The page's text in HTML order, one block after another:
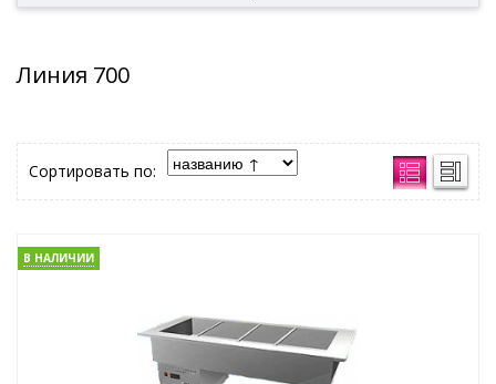
Линия 700
Сортировать по:
В НАЛИЧИИ